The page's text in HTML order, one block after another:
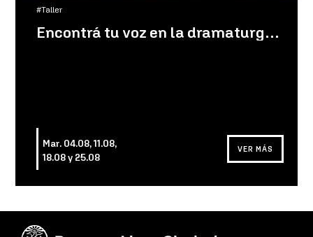
#Taller
Encontrá tu voz en la dramaturgia con Diego Manso
Mar. 04.08, 11.08,
18.08 y 25.08
VER MÁS